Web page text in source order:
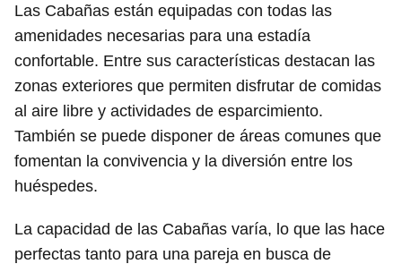
Las Cabañas están equipadas con todas las
amenidades necesarias para una estadía
confortable. Entre sus características destacan las
zonas exteriores que permiten disfrutar de comidas
al aire libre y actividades de esparcimiento.
También se puede disponer de áreas comunes que
fomentan la convivencia y la diversión entre los
huéspedes.
La capacidad de las Cabañas varía, lo que las hace
perfectas tanto para una pareja en busca de